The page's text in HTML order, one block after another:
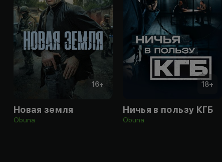
16+
Новая земля
Obuna
18+
Ничья в пользу КГБ
Obuna